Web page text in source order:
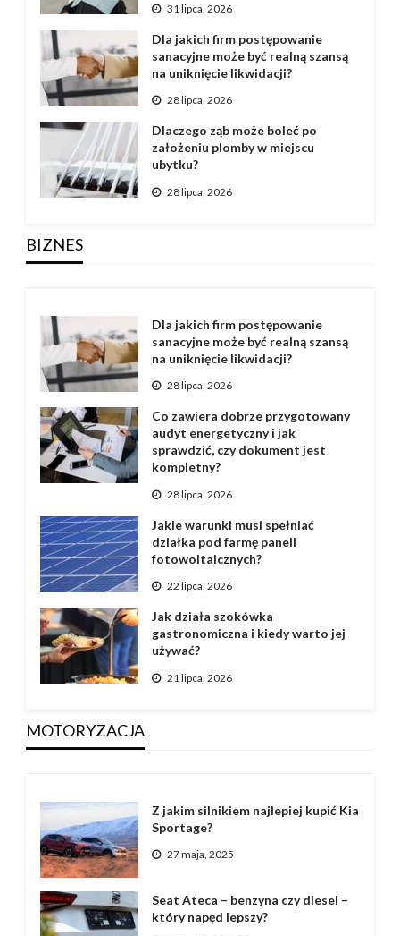
31 lipca, 2026
Dla jakich firm postępowanie
sanacyjne może być realną szansą
na uniknięcie likwidacji?
28 lipca, 2026
Dlaczego ząb może boleć po
założeniu plomby w miejscu
ubytku?
28 lipca, 2026
BIZNES
Dla jakich firm postępowanie
sanacyjne może być realną szansą
na uniknięcie likwidacji?
28 lipca, 2026
Co zawiera dobrze przygotowany
audyt energetyczny i jak
sprawdzić, czy dokument jest
kompletny?
28 lipca, 2026
Jakie warunki musi spełniać
działka pod farmę paneli
fotowoltaicznych?
22 lipca, 2026
Jak działa szokówka
gastronomiczna i kiedy warto jej
używać?
21 lipca, 2026
MOTORYZACJA
Z jakim silnikiem najlepiej kupić Kia
Sportage?
27 maja, 2025
Seat Ateca – benzyna czy diesel –
który napęd lepszy?